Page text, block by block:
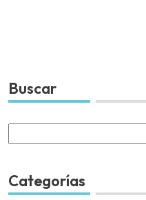
Buscar
for:
Categorías